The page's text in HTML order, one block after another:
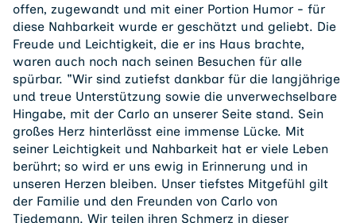
offen, zugewandt und mit einer Portion Humor - für
diese Nahbarkeit wurde er geschätzt und geliebt. Die
Freude und Leichtigkeit, die er ins Haus brachte,
waren auch noch nach seinen Besuchen für alle
spürbar. "Wir sind zutiefst dankbar für die langjährige
und treue Unterstützung sowie die unverwechselbare
Hingabe, mit der Carlo an unserer Seite stand. Sein
großes Herz hinterlässt eine immense Lücke. Mit
seiner Leichtigkeit und Nahbarkeit hat er viele Leben
berührt; so wird er uns ewig in Erinnerung und in
unseren Herzen bleiben. Unser tiefstes Mitgefühl gilt
der Familie und den Freunden von Carlo von
Tiedemann. Wir teilen ihren Schmerz in dieser